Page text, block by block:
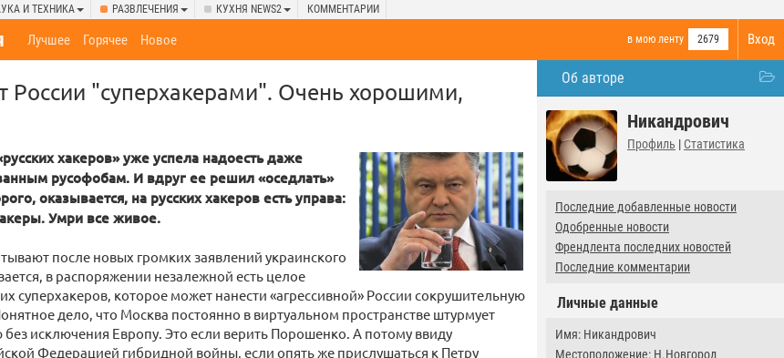
И ТЕХНИКА РАЗВЛЕЧЕНИЯ КУХНЯ NEWS2 КОММЕНТАРИИ
Вход
в мою ленту 2679
Лучшее Горячее Новое
Об авторе
Никандрович
Профиль | Статистика
Последние добавленные новости
Одобренные новости
Френдлента последних новостей
Последние комментарии
Личные данные
Имя: Никандрович
Местоположение: Н.Новгород
России "суперхакерами". Очень хорошими,
хакеров» уже успела надоесть даже
русофобам. И вдруг ее решил «оседлать»
оказывается, на русских хакеров есть управа:
Умри все живое.
после новых громких заявлений украинского
в распоряжении незалежной есть целое
суперхакеров, которое может нанести «агрессивной» России сокрушительную
дело, что Москва постоянно в виртуальном пространстве штурмует
исключения Европу. Это если верить Порошенко. А потому ввиду
Федерацией гибридной войны, если опять же прислушаться к Петру